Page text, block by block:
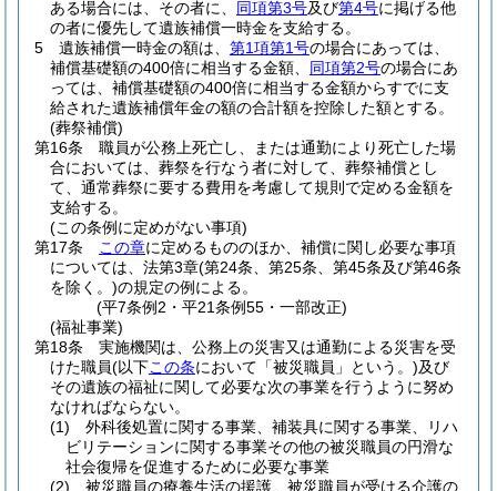
ある場合には、その者に、 同項第3号及び第4号に掲げる他
の者に優先して遺族補償一時金を支給する。
5
遺族補償一時金の額は、 第1項第1号の場合にあっては、
補償基礎額の400倍に相当する金額、 同項第2号の場合にあ
っては、補償基礎額の400倍に相当する金額からすでに支
給された遺族補償年金の額の合計額を控除した額とする。
(葬祭補償)
第16条
職員が公務上死亡し、または通勤により死亡した場
合においては、葬祭を行なう者に対して、葬祭補償とし
て、通常葬祭に要する費用を考慮して規則で定める金額を
支給する。
(この条例に定めがない事項)
第17条
この章に定めるもののほか、補償に関し必要な事項
については、法第3章(第24条、第25条、第45条及び第46条
を除く。)の規定の例による。
(平7条例2・平21条例55・一部改正)
(福祉事業)
第18条
実施機関は、公務上の災害又は通勤による災害を受
けた職員(以下この条において「被災職員」という。)及び
その遺族の福祉に関して必要な次の事業を行うように努め
なければならない。
(1)
外科後処置に関する事業、補装具に関する事業、リハ
ビリテーションに関する事業その他の被災職員の円滑な
社会復帰を促進するために必要な事業
(2)
被災職員の療養生活の援護、被災職員が受ける介護の